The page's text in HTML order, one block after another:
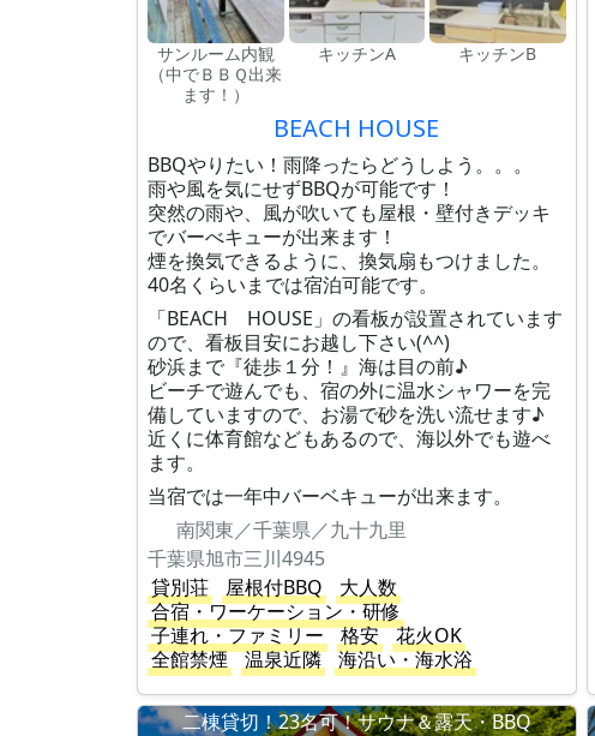
サンルーム内観
（中でＢＢＱ出来
ます！）
キッチンA キッチンB
BEACH HOUSE
BBQやりたい！雨降ったらどうしよう。。。
雨や風を気にせずBBQが可能です！
突然の雨や、風が吹いても屋根・壁付きデッキ
でバーべキューが出来ます！
煙を換気できるように、換気扇もつけました。
40名くらいまでは宿泊可能です。
「BEACH HOUSE」の看板が設置されています
ので、看板目安にお越し下さい(^^)
砂浜まで『徒歩１分！』海は目の前♪
ビーチで遊んでも、宿の外に温水シャワーを完
備していますので、お湯で砂を洗い流せます♪
近くに体育館などもあるので、海以外でも遊べ
ます。
当宿では一年中バーベキューが出来ます。
南関東／千葉県／九十九里
千葉県旭市三川4945
貸別荘
屋根付BBQ
大人数
合宿・ワーケーション・研修
子連れ・ファミリー
格安
花火OK
全館禁煙
温泉近隣 海沿い・海水浴
二棟貸切！23名可！サウナ＆露天・BBQ